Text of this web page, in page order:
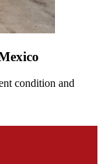
condition and